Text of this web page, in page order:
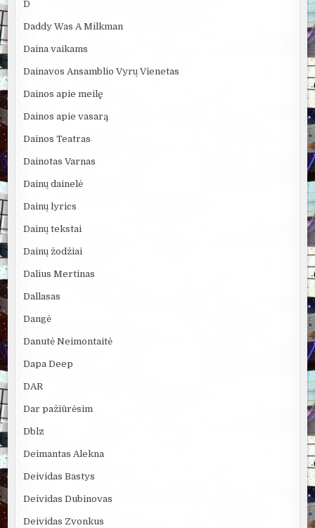
D
Daddy Was A Milkman
Daina vaikams
Dainavos Ansamblio Vyrų Vienetas
Dainos apie meilę
Dainos apie vasarą
Dainos Teatras
Dainotas Varnas
Dainų dainelė
Dainų lyrics
Dainų tekstai
Dainų žodžiai
Dalius Mertinas
Dallasas
Dangė
Danutė Neimontaitė
Dapa Deep
DAR
Dar pažiūrėsim
Dblz
Deimantas Alekna
Deividas Bastys
Deividas Dubinovas
Deividas Zvonkus